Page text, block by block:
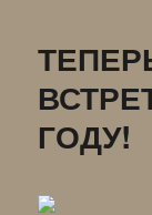
ГОДУ!